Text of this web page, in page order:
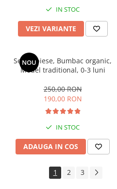
IN STOC
VEZI VARIANTE
NOU
Set 10 piese, Bumbac organic,
Model traditional, 0-3 luni
250,00 RON
190,00 RON
IN STOC
ADAUGA IN COS
1 2 3